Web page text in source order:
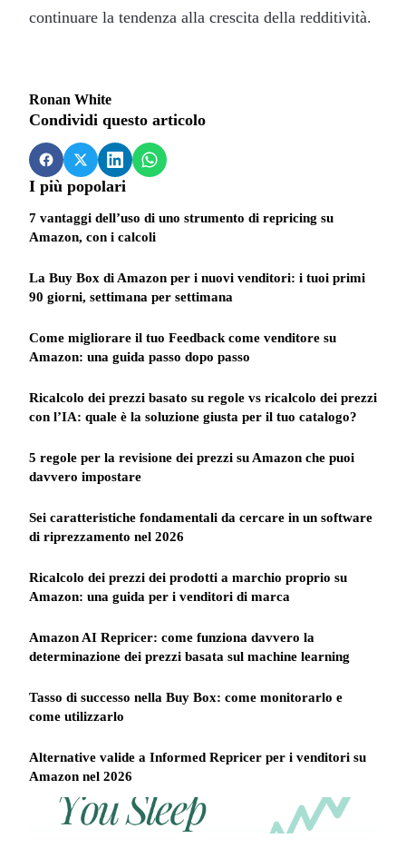
continuare la tendenza alla crescita della redditività.
Ronan White
Condividi questo articolo
I più popolari
7 vantaggi dell’uso di uno strumento di repricing su
Amazon, con i calcoli
La Buy Box di Amazon per i nuovi venditori: i tuoi primi
90 giorni, settimana per settimana
Come migliorare il tuo Feedback come venditore su
Amazon: una guida passo dopo passo
Ricalcolo dei prezzi basato su regole vs ricalcolo dei prezzi
con l’IA: quale è la soluzione giusta per il tuo catalogo?
5 regole per la revisione dei prezzi su Amazon che puoi
davvero impostare
Sei caratteristiche fondamentali da cercare in un software
di riprezzamento nel 2026
Ricalcolo dei prezzi dei prodotti a marchio proprio su
Amazon: una guida per i venditori di marca
Amazon AI Repricer: come funziona davvero la
determinazione dei prezzi basata sul machine learning
Tasso di successo nella Buy Box: come monitorarlo e
come utilizzarlo
Alternative valide a Informed Repricer per i venditori su
Amazon nel 2026
REPRICER
Win
Your